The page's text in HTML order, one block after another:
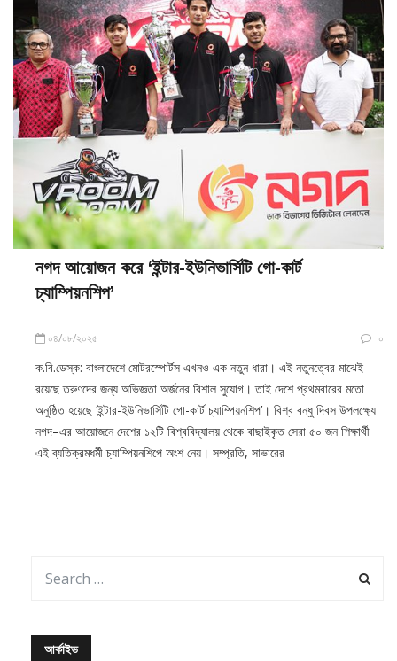
নগদ আয়োজন করে ‘ইন্টার-ইউনিভার্সিটি গো-কার্ট
চ্যাম্পিয়নশিপ’
০৪/০৮/২০২৫ ০
ক.বি.ডেস্ক: বাংলাদেশে মোটরস্পোর্টস এখনও এক নতুন ধারা। এই নতুনত্বের মাঝেই
রয়েছে তরুণদের জন্য অভিজ্ঞতা অর্জনের বিশাল সুযোগ। তাই দেশে প্রথমবারের মতো
অনুষ্ঠিত হয়েছে ‘ইন্টার-ইউনিভার্সিটি গো-কার্ট চ্যাম্পিয়নশিপ’। বিশ্ব বন্ধু দিবস উপলক্ষ্যে
নগদ–এর আয়োজনে দেশের ১২টি বিশ্ববিদ্যালয় থেকে বাছাইকৃত সেরা ৫০ জন শিক্ষার্থী
এই ব্যতিক্রমধর্মী চ্যাম্পিয়নশিপে অংশ নেয়। সম্প্রতি, সাভারের
আর্কাইভ